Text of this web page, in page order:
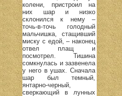
колени, пристроил на
них шар и низко
склонился к нему –
точь-в-точь голодный
мальчишка, стащивший
миску с едой, – наконец
отвел плащ и
посмотрел. Тишина
сомкнулась и зазвенела
у него в ушах. Сначала
шар был темный,
янтарно-черный,
сверкающий в лунных